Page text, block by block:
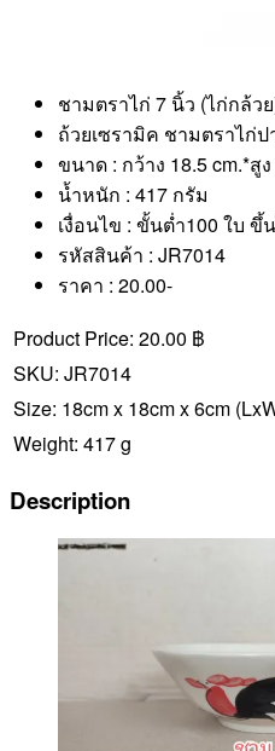
ชามตราไก่ 7 นิ้ว (ไก่กล้ว
ถ้วยเซรามิค ชามตราไก่
ขนาด : กว้าง 18.5 cm.*สูง
น้ำหนัก : 417 กรัม
เงื่อนไข : ขั้นต่ำ100 ใบ ขึ้
รหัสสินค้า : JR7014
ราคา : 20.00-
Product Price: 20.00 ฿
SKU: JR7014
Size: 18cm x 18cm x 6cm
Weight: 417 g
Description